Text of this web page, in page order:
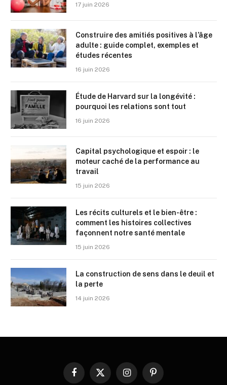
17 juin 2026
Construire des amitiés positives à l’âge
adulte : guide complet, exemples et
études récentes
16 juin 2026
Étude de Harvard sur la longévité :
pourquoi les relations sont tout
16 juin 2026
Capital psychologique et espoir : le
moteur caché de la performance au
travail
15 juin 2026
Les récits culturels et le bien-être :
comment les histoires collectives
façonnent notre santé mentale
15 juin 2026
La construction de sens dans le deuil et
la perte
14 juin 2026
Facebook
X
InstagramPinterest